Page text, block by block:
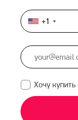
United
States
+1
+1
Хочу